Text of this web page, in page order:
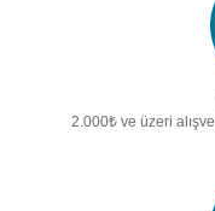
2.000₺ ve üzeri